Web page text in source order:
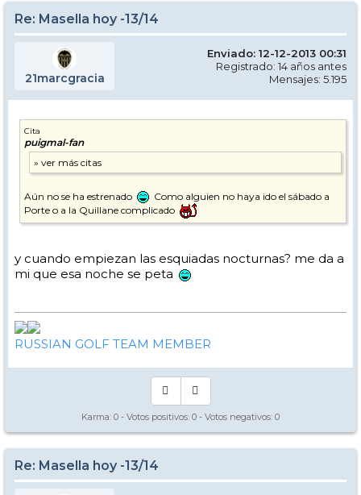
Re: Masella hoy -13/14
21marcgracia
Enviado: 12-12-2013 00:31
Registrado: 14 años antes
Mensajes: 5.195
Cita
puigmal-fan
Aún no se ha estrenado
Como alguien no haya ido el sábado a
Porte o a la Quillane complicado
y cuando empiezan las esquiadas nocturnas? me da a
mi que esa noche se peta
RUSSIAN GOLF TEAM MEMBER
Karma: 0 - Votos positivos: 0 - Votos negativos: 0
Re: Masella hoy -13/14